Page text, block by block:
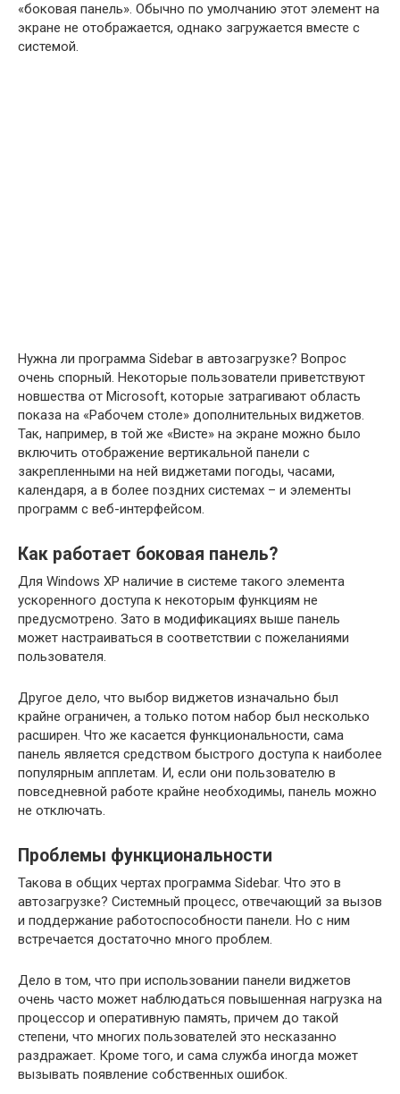
«боковая панель». Обычно по умолчанию этот элемент на
экране не отображается, однако загружается вместе с
системой.
Нужна ли программа Sidebar в автозагрузке? Вопрос
очень спорный. Некоторые пользователи приветствуют
новшества от Microsoft, которые затрагивают область
показа на «Рабочем столе» дополнительных виджетов.
Так, например, в той же «Висте» на экране можно было
включить отображение вертикальной панели с
закрепленными на ней виджетами погоды, часами,
календаря, а в более поздних системах – и элементы
программ с веб-интерфейсом.
Как работает боковая панель?
Для Windows XP наличие в системе такого элемента
ускоренного доступа к некоторым функциям не
предусмотрено. Зато в модификациях выше панель
может настраиваться в соответствии с пожеланиями
пользователя.
Другое дело, что выбор виджетов изначально был
крайне ограничен, а только потом набор был несколько
расширен. Что же касается функциональности, сама
панель является средством быстрого доступа к наиболее
популярным апплетам. И, если они пользователю в
повседневной работе крайне необходимы, панель можно
не отключать.
Проблемы функциональности
Такова в общих чертах программа Sidebar. Что это в
автозагрузке? Системный процесс, отвечающий за вызов
и поддержание работоспособности панели. Но с ним
встречается достаточно много проблем.
Дело в том, что при использовании панели виджетов
очень часто может наблюдаться повышенная нагрузка на
процессор и оперативную память, причем до такой
степени, что многих пользователей это несказанно
раздражает. Кроме того, и сама служба иногда может
вызывать появление собственных ошибок.